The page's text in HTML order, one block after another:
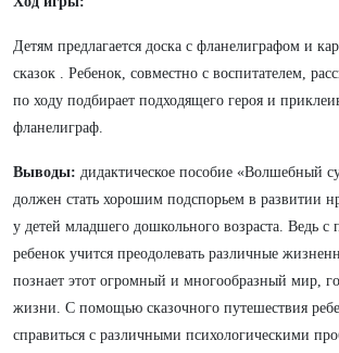
Детям предлагается доска с фланелиграфом и
сказок . Ребенок, совместно с воспитателем,
по ходу подбирает подходящего героя и
фланелиграф.
Выводы: дидактическое пособие «Волшебный
должен стать хорошим подспорьем в развитии
у детей младшего дошкольного возраста. Ведь
ребенок учится преодолевать различные
познает этот огромный и многообразный мир,
жизни. С помощью сказочного путешествия
справиться с различными психологическими